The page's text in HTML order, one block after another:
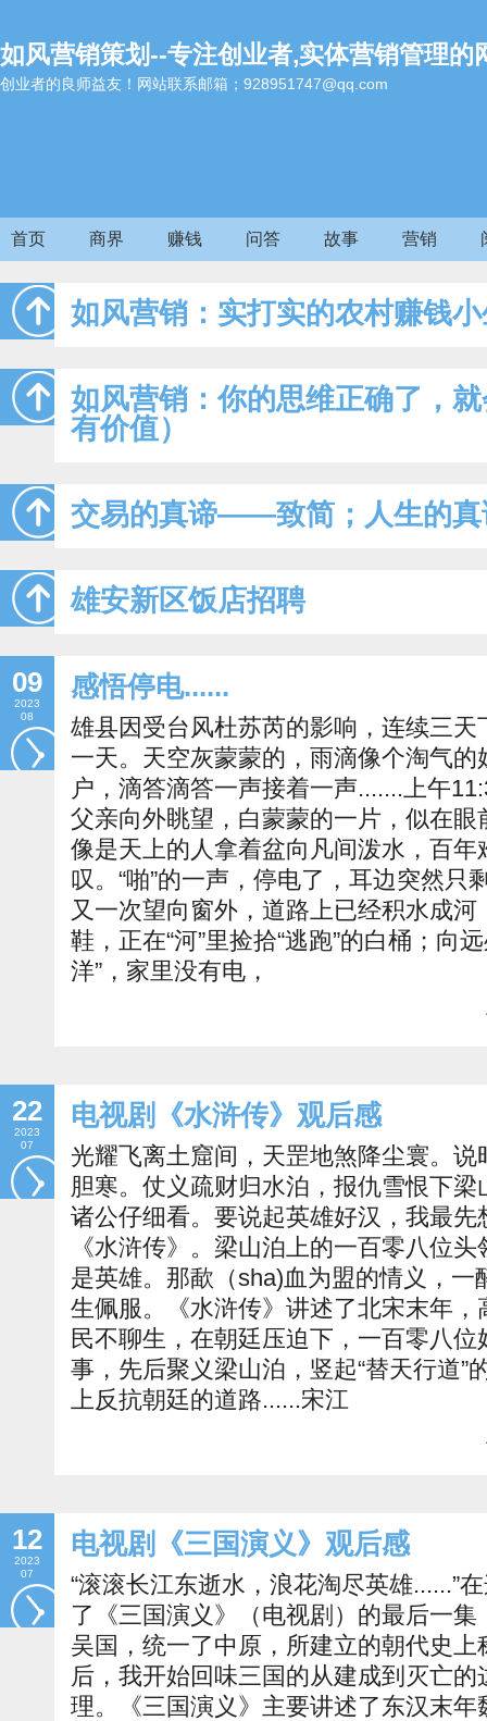
如风营销策划--专注创业者,实体营销管理的
创业者的良师益友！网站联系邮箱；928951747@qq.com
首页 商界 赚钱 问答 故事 营销
如风营销：实打实的农村赚钱
如风营销：你的思维正确了，
有价值）
交易的真谛——致简；人生的
雄安新区饭店招聘
09
2023
08
感悟停电......
雄县因受台风杜苏芮的影响，连续三
一天。天空灰蒙蒙的，雨滴像个淘气
户，滴答滴答一声接着一声.......上午
父亲向外眺望，白蒙蒙的一片，似在眼
像是天上的人拿着盆向凡间泼水，百年
叹。“啪”的一声，停电了，耳边突然只
又一次望向窗外，道路上已经积水成
鞋，正在“河”里捡拾“逃跑”的白桶；向
洋”，家里没有电，
22
2023
07
电视剧《水浒传》观后感
光耀飞离土窟间，天罡地煞降尘寰。
胆寒。仗义疏财归水泊，报仇雪恨下
诸公仔细看。要说起英雄好汉，我最
《水浒传》。梁山泊上的一百零八位
是英雄。那歃（sha)血为盟的情义，
生佩服。《水浒传》讲述了北宋末年
民不聊生，在朝廷压迫下，一百零八
事，先后聚义梁山泊，竖起“替天行道”
上反抗朝廷的道路......宋江
12
2023
07
电视剧《三国演义》观后感
“滚滚长江东逝水，浪花淘尽英雄......”
了《三国演义》（电视剧）的最后一
吴国，统一了中原，所建立的朝代史上
后，我开始回味三国的从建成到灭亡
理。《三国演义》主要讲述了东汉末